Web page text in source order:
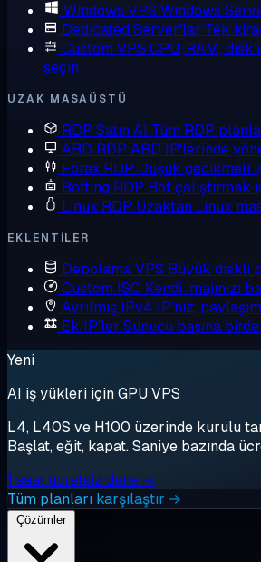
Windows VPS Windows
Dedicated Server'lar Tek
Custom VPS CPU, RAM,
seçin
UZAK MASAÜSTÜ
RDP Satın Al Tüm RDP
ABD RDP ABD IP'lerinde
Forex RDP Düşük gecikmeli
Botting RDP Bot çalıştırmak
Linux RDP Uzaktan Linux
EKLENTILER
Depolama VPS Büyük diskli
Custom ISO Kendi imajınızı
Ayrılmış IPv4 IP'niz,
Ek IP'ler Sunucu başına
Yeni
AI iş yükleri için GPU VPS
L4, L40S ve H100 üzerinde kurulu
Başlat, eğit, kapat. Saniye bazında
1 saat ücretsiz dene →
Tüm planları karşılaştır →
Çözümler